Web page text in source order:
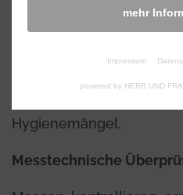
Hygienemängel.
Messtechnische
mehr
Impressum
powered by HERR UND